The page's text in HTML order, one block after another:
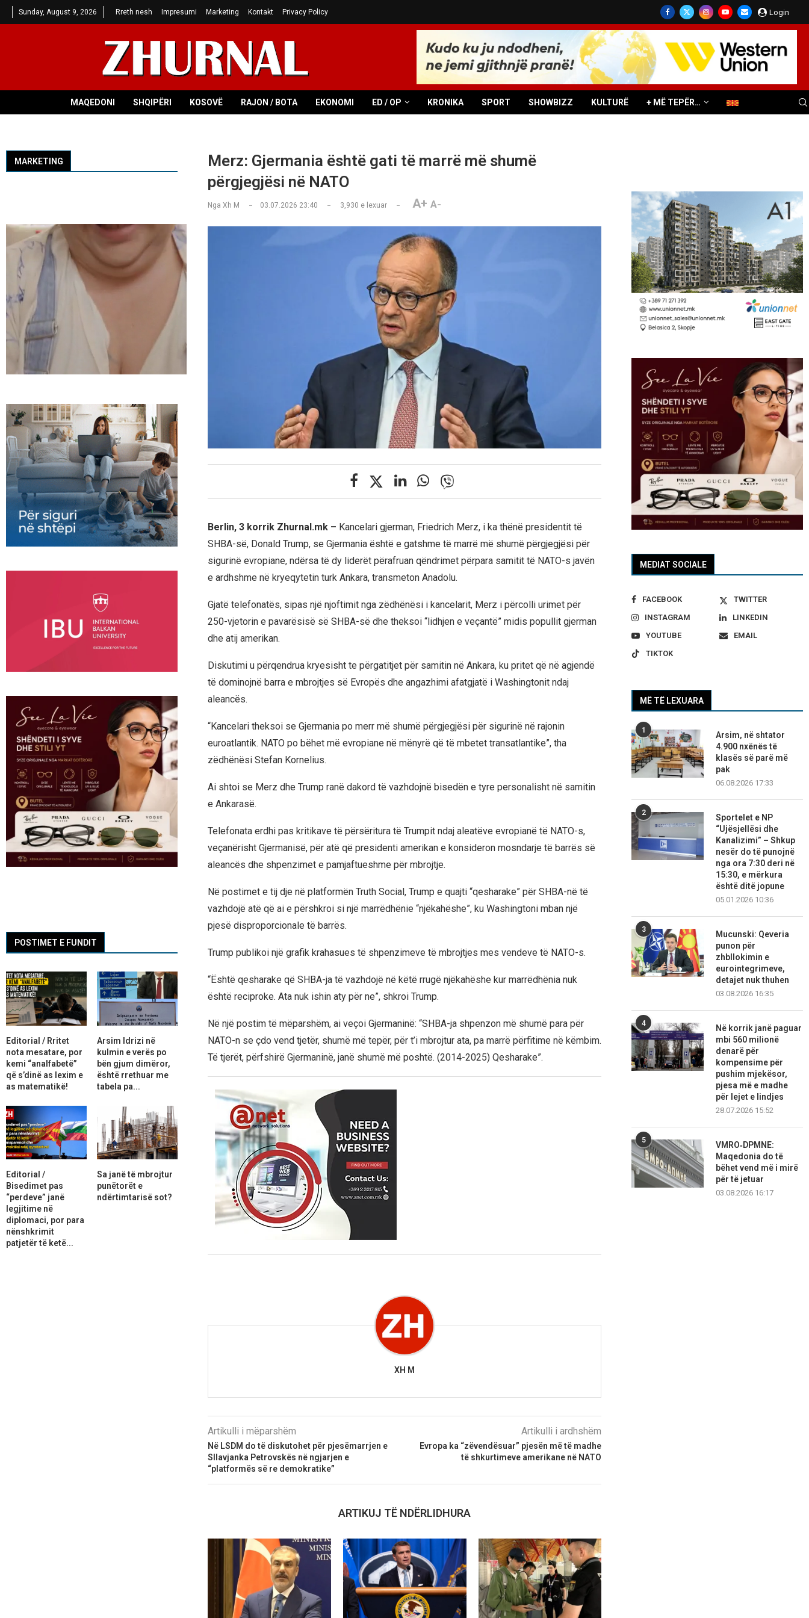
Sunday, August 9, 2026 Rreth nesh Impresumi Marketing Kontakt Privacy Policy Login
MAQEDONI SHQIPËRI KOSOVË RAJON / BOTA EKONOMI ED / OP KRONIKA SPORT SHOWBIZZ KULTURË + MË TEPËR…
Merz: Gjermania është gati të marrë më shumë
përgjegjësi në NATO
Nga Xh M 03.07.2026 23:40 3,930 e lexuar A+ A-
Berlin, 3 korrik Zhurnal.mk – Kancelari gjerman, Friedrich Merz, i ka thënë presidentit të
SHBA-së, Donald Trump, se Gjermania është e gatshme të marrë më shumë përgjegjësi për
sigurinë evropiane, ndërsa të dy liderët përafruan qëndrimet përpara samitit të NATO-s javën
e ardhshme në kryeqytetin turk Ankara, transmeton Anadolu.
Gjatë telefonatës, sipas një njoftimit nga zëdhënësi i kancelarit, Merz i përcolli urimet për
250-vjetorin e pavarësisë së SHBA-së dhe theksoi “lidhjen e veçantë” midis popullit gjerman
dhe atij amerikan.
Diskutimi u përqendrua kryesisht te përgatitjet për samitin në Ankara, ku pritet që në agjendë
të dominojnë barra e mbrojtjes së Evropës dhe angazhimi afatgjatë i Washingtonit ndaj
aleancës.
“Kancelari theksoi se Gjermania po merr më shumë përgjegjësi për sigurinë në rajonin
euroatlantik. NATO po bëhet më evropiane në mënyrë që të mbetet transatlantike”, tha
zëdhënësi Stefan Kornelius.
Ai shtoi se Merz dhe Trump ranë dakord të vazhdojnë bisedën e tyre personalisht në samitin
e Ankarasë.
Telefonata erdhi pas kritikave të përsëritura të Trumpit ndaj aleatëve evropianë të NATO-s,
veçanërisht Gjermanisë, për atë që presidenti amerikan e konsideron mosndarje të barrës së
aleancës dhe shpenzimet e pamjaftueshme për mbrojtje.
Në postimet e tij dje në platformën Truth Social, Trump e quajti “qesharake” për SHBA-në të
vazhdojë atë që ai e përshkroi si një marrëdhënie “njëkahëshe”, ku Washingtoni mban një
pjesë disproporcionale të barrës.
Trump publikoi një grafik krahasues të shpenzimeve të mbrojtjes mes vendeve të NATO-s.
“Është qesharake që SHBA-ja të vazhdojë në këtë rrugë njëkahëshe kur marrëdhënia nuk
është reciproke. Ata nuk ishin aty për ne”, shkroi Trump.
Në një postim të mëparshëm, ai veçoi Gjermaninë: “SHBA-ja shpenzon më shumë para për
NATO-n se çdo vend tjetër, shumë më tepër, për t’i mbrojtur ata, pa marrë përfitime në këmbim.
Të tjerët, përfshirë Gjermaninë, janë shumë më poshtë. (2014-2025) Qesharake”.
XH M
Artikulli i mëparshëm
Në LSDM do të diskutohet për pjesëmarrjen e
Sllavjanka Petrovskës në ngjarjen e
“platformës së re demokratike”
Artikulli i ardhshëm
Evropa ka “zëvendësuar” pjesën më të madhe
të shkurtimeve amerikane në NATO
ARTIKUJ TË NDËRLIDHURA
MEDIAT SOCIALE
FACEBOOK
TWITTER
INSTAGRAM
LINKEDIN
YOUTUBE
EMAIL
TIKTOK
MË TË LEXUARA
1
Arsim, në shtator
4.900 nxënës të
klasës së parë më
pak
06.08.2026 17:33
2
Sportelet e NP
“Ujësjellësi dhe
Kanalizimi” – Shkup
nesër do të punojnë
nga ora 7:30 deri në
15:30, e mërkura
është ditë jopune
05.01.2026 10:36
3
Mucunski: Qeveria
punon për
zhbllokimin e
eurointegrimeve,
detajet nuk thuhen
03.08.2026 16:35
4
Në korrik janë paguar
mbi 560 milionë
denarë për
kompensime për
pushim mjekësor,
pjesa më e madhe
për lejet e lindjes
28.07.2026 15:52
5
VMRO‑DPMNE:
Maqedonia do të
bëhet vend më i mirë
për të jetuar
03.08.2026 16:17
MARKETING
POSTIMET E FUNDIT
Editorial / Rritet
nota mesatare, por
kemi “analfabetë”
që s’dinë as lexim e
as matematikë!
Arsim Idrizi në
kulmin e verës po
bën gjum dimëror,
është rrethuar me
tabela pa...
Editorial /
Bisedimet pas
“perdeve” janë
legjitime në
diplomaci, por para
nënshkrimit
patjetër të ketë...
Sa janë të mbrojtur
punëtorët e
ndërtimtarisë sot?